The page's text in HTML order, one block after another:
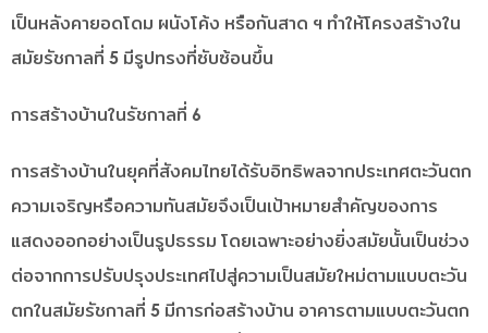
เป็นหลังคายอดโดม ผนังโค้ง หรือกันสาด ฯ ทำให้โครงสร้างใน
สมัยรัชกาลที่ 5 มีรูปทรงที่ซับซ้อนขึ้น
การสร้างบ้านในรัชกาลที่ 6
การสร้างบ้านในยุคที่สังคมไทยได้รับอิทธิพลจากประเทศตะวันตก
ความเจริญหรือความทันสมัยจึงเป็นเป้าหมายสำคัญของการ
แสดงออกอย่างเป็นรูปธรรม โดยเฉพาะอย่างยิ่งสมัยนั้นเป็นช่วง
ต่อจากการปรับปรุงประเทศไปสู่ความเป็นสมัยใหม่ตามแบบตะวัน
ตกในสมัยรัชกาลที่ 5 มีการก่อสร้างบ้าน อาคารตามแบบตะวันตก